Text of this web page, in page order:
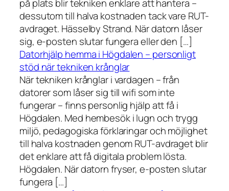
på plats blir tekniken enklare att hantera –
dessutom till halva kostnaden tack vare RUT-
avdraget. Hässelby Strand. När datorn låser
sig, e-posten slutar fungera eller den […]
Datorhjälp hemma i Högdalen – personligt
stöd när tekniken krånglar
När tekniken krånglar i vardagen – från
datorer som låser sig till wifi som inte
fungerar – finns personlig hjälp att få i
Högdalen. Med hembesök i lugn och trygg
miljö, pedagogiska förklaringar och möjlighet
till halva kostnaden genom RUT-avdraget blir
det enklare att få digitala problem lösta.
Högdalen. När datorn fryser, e-posten slutar
fungera […]